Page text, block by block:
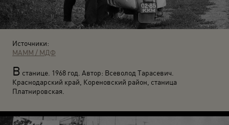
Источники:
МАММ / МДФ
В станице. 1968 год. Автор: Всеволод Тарасевич.
Краснодарский край, Кореновский район, станица
Платнировская.